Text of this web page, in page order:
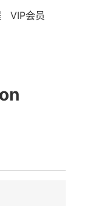
VIP会员